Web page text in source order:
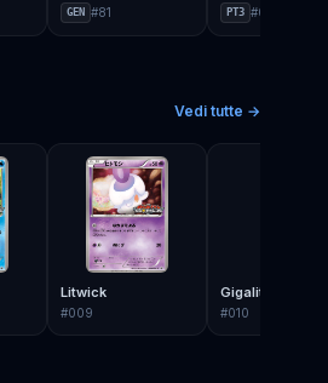
GEN #81 PT3 #096
Vedi tutte →
Litwick
#009
Gigalith
#010